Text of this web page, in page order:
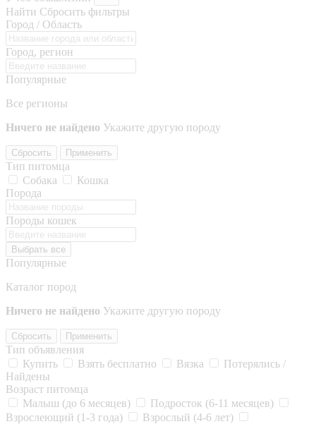
Найти Сбросить фильтры
Город / Область
Город, регион
Популярные
Все регионы
Ничего не найдено Укажите другую породу
Сбросить Применить
Тип питомца
Собака
Кошка
Порода
Породы кошек
Выбрать все
Популярные
Каталог пород
Ничего не найдено Укажите другую породу
Сбросить Применить
Тип объявления
Купить
Взять бесплатно Вязка
Потерялись /
Найдены
Возраст питомца
Малыш (до 6 месяцев)
Подросток (6-11 месяцев)
Взрослеющий (1-3 года)
Взрослый (4-6 лет)